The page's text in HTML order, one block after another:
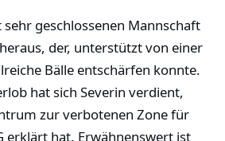
geschlossenen Mannschaft
der, unterstützt von einer
Bälle entschärfen konnte.
hat sich Severin verdient,
zur verbotenen Zone für
erklärt hat. Erwähnenswert ist